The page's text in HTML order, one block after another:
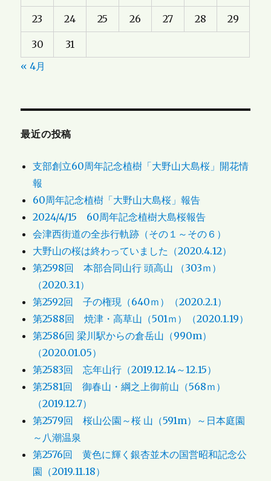
23 24 25 26 27 28 29
30
31
« 4月
最近の投稿
支部創立60周年記念植樹「大野山大島桜」開花情
報
60周年記念植樹「大野山大島桜」報告
2024/4/15 60周年記念植樹大島桜報告
会津西街道の全歩行軌跡（その１～その６）
大野山の桜は終わっていました（2020.4.12）
第2598回 本部合同山行 頭高山 （303ｍ）
（2020.3.1）
第2592回 子の権現（640ｍ）（2020.2.1）
第2588回 焼津・高草山（501ｍ）（2020.1.19）
第2586回 梁川駅からの倉岳山（990m）
（2020.01.05）
第2583回 忘年山行（2019.12.14～12.15）
第2581回 御春山・綱之上御前山（568ｍ）
（2019.12.7）
第2579回 桜山公園～桜 山（591m）～日本庭園
～八潮温泉
第2576回 黄色に輝く銀杏並木の国営昭和記念公
園（2019.11.18）